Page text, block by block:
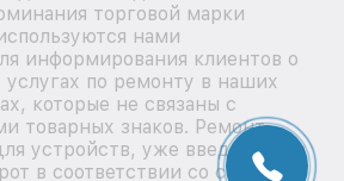
торговой марки
нами
информирования клиентов о
услугах по ремонту в наших
которые не связаны с
товарных знаков. Ремонт
устройств, уже введенных в
в соответствии со статьей